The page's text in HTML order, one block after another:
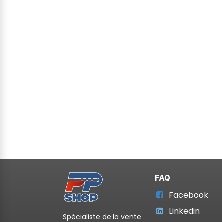
Spécialiste de la vente
FAQ
Facebook
Linkedin